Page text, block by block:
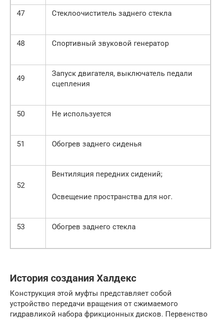
47 Стеклоочиститель заднего стекла
48 Спортивный звуковой генератор
49
Запуск двигателя, выключатель педали
сцепления
50 Не используется
51 Обогрев заднего сиденья
52
Вентиляция передних сидений;
Освещение пространства для ног.
53 Обогрев заднего стекла
История создания Халдекс
Конструкция этой муфты представляет собой
устройство передачи вращения от сжимаемого
гидравликой набора фрикционных дисков. Первенство